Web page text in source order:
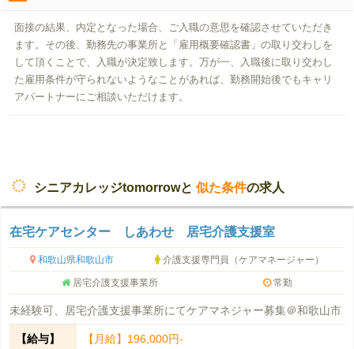
面接の結果、内定となった場合、ご入職の意思を確認させていただき
ます。その後、勤務先の事業所と「雇用概要確認書」の取り交わしを
して頂くことで、入職が決定致します。万が一、入職後に取り交わし
た雇用条件が守られないようなことがあれば、勤務開始後でもキャリ
アパートナーにご相談いただけます。
シニアカレッジtomorrowと 似た条件の求人
在宅ケアセンター しあわせ 居宅介護支援室
和歌山県和歌山市 介護支援専門員（ケアマネージャー）
居宅介護支援事業所 常勤
未経験可、居宅介護支援事業所にてケアマネジャー募集＠和歌山市
【給与】
【月給】196,000円-